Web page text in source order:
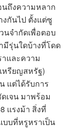
ถึงความหลาก
กันไป ตั้งแต่ซู
นจำกัดเพื่อตอบ
รุ่นใดบ้างที่โดด
าและความ
หรียญสหรัฐ)
แต่ได้รับการ
เจน มาพร้อม
แรงม้า สิ่งที่
บบที่หรูหราเป็น